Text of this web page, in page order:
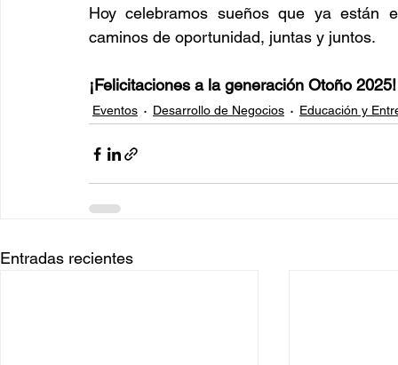
Hoy celebramos sueños que ya están
caminos de oportunidad, juntas y juntos.
¡Felicitaciones a la generación Otoño
Eventos Desarrollo de Negocios Educación y
Entradas recientes